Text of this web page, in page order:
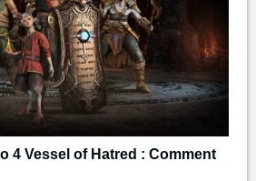
4 Vessel of Hatred : Comment